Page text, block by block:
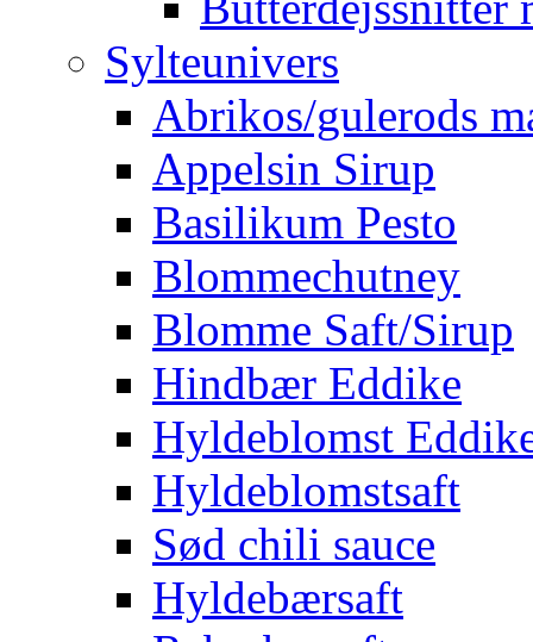
Sylteunivers
Abrikos/gulerods
Appelsin Sirup
Basilikum Pesto
Blommechutney
Blomme Saft/Sirup
Hindbær Eddike
Hyldeblomst
Hyldeblomstsaft
Sød chili sauce
Hyldebærsaft